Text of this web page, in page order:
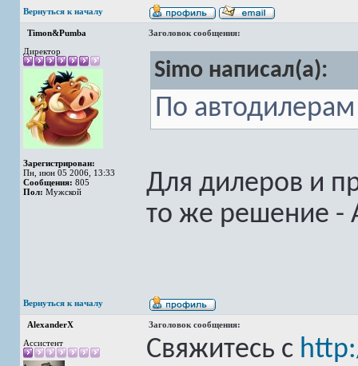
Вернуться к началу
Timon&Pumba
Заголовок сообщения:
Директор
Зарегистрирован:
Пн, июн 05 2006, 13:33
Сообщения: 805
Пол: Мужской
Simo написал(а):
По автодилерам
Для дилеров и
то же решение -
Вернуться к началу
AlexanderX
Заголовок сообщения:
Ассистент
Свяжитесь с